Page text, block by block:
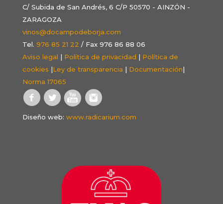
C/ Subida de San Andrés, 6 C/P 50570 - AINZÓN -
ZARAGOZA
vinos@docampodeborja.com
Tel. 976 85 21 22 / Fax 976 86 88 06
Aviso legal | Política de privacidad | Política de
cookies |Ley de transparencia | Documentación|
Norma 17065
Diseño web: www.radicarium.com